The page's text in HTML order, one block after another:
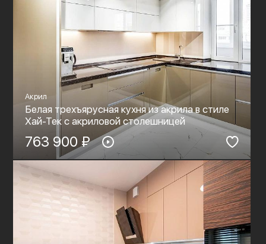
Акрил
Белая трехъярусная кухня из акрила в стиле
Хай-Тек c акриловой столешницей
763 900 ₽